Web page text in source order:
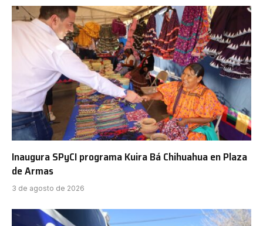
Inaugura SPyCI programa Kuira Bá Chihuahua en Plaza
de Armas
3 de agosto de 2026